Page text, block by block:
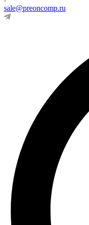
sale@preoncomp.ru